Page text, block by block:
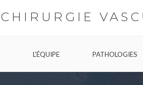
CHIRURGIE
L'ÉQUIPE PATHOLOGIES